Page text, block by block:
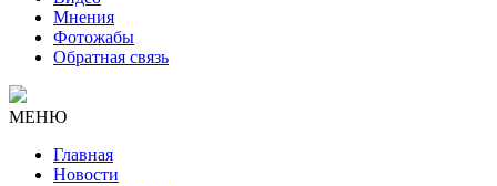
Мнения
Фотожабы
Обратная связь
МЕНЮ
Главная
Новости